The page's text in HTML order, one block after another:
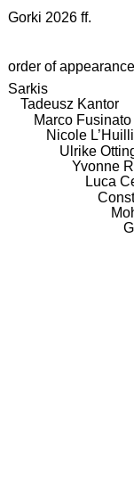
Gorki 2026 ff.
order of appearance
Sarkis
Tadeusz Kantor
Marco Fusinato
Nicole
Ulrike
Yvonne
Luca